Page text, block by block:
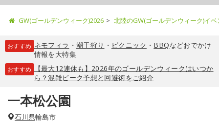
GW(ゴールデンウィーク)2026 北陸のGW(ゴールデンウィーク)イ
おすすめ ネモフィラ ・ 潮干狩り ・ ピクニック ・ BBQなどおでかけ
情報を大特集
おすすめ
【最大12連休も】2026年のゴールデンウィークはいつか
ら？混雑ピーク予想と回避術をご紹介
一本松公園
石川県輪島市